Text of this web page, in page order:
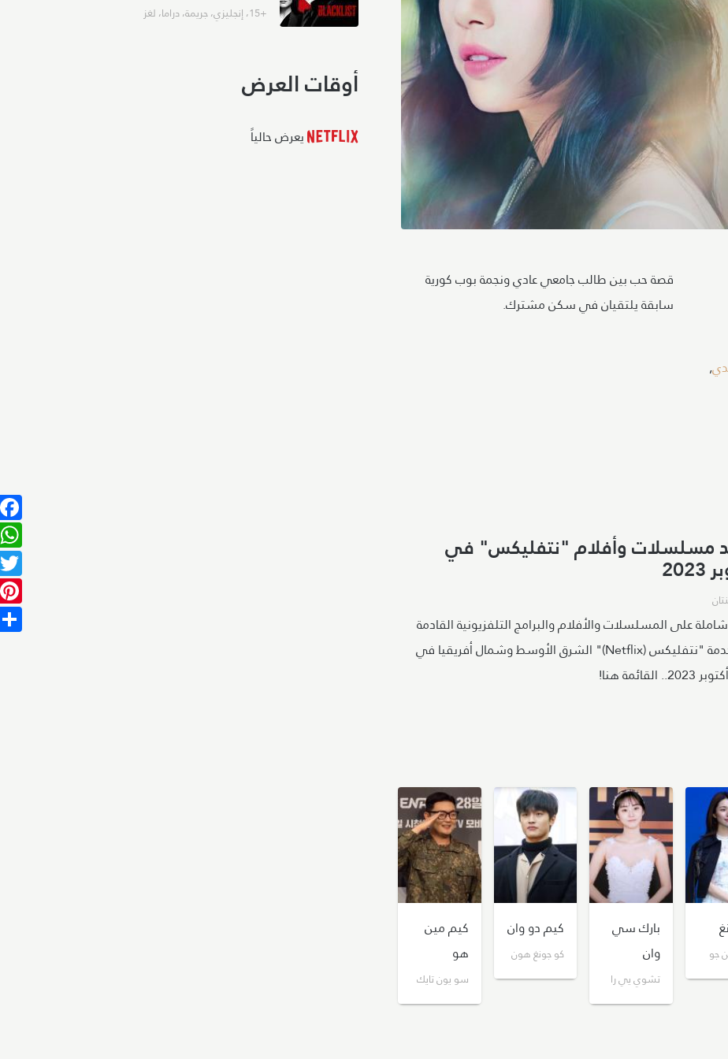
,
قصة حب بين طالب جامعي عادي ونجمة بوب كورية
سابقة يلتقيان في سكن مشترك.
مسلسلات وأفلام "نتفليكس" في
على المسلسلات والأفلام والبرامج التلفزيونية القادمة
إلى خدمة "نتفليكس (Netflix)" الشرق الأوسط وشمال أفريقيا في
القائمة هنا!
جو
بارك سي
وان
تشوي يي را
كيم دو وان
كو جونغ هون
كيم مين
هو
سو يون تايك
+15 ،إنجليزي،جريمة،دراما، لغز
أوقات العرض
يعرض حالياً